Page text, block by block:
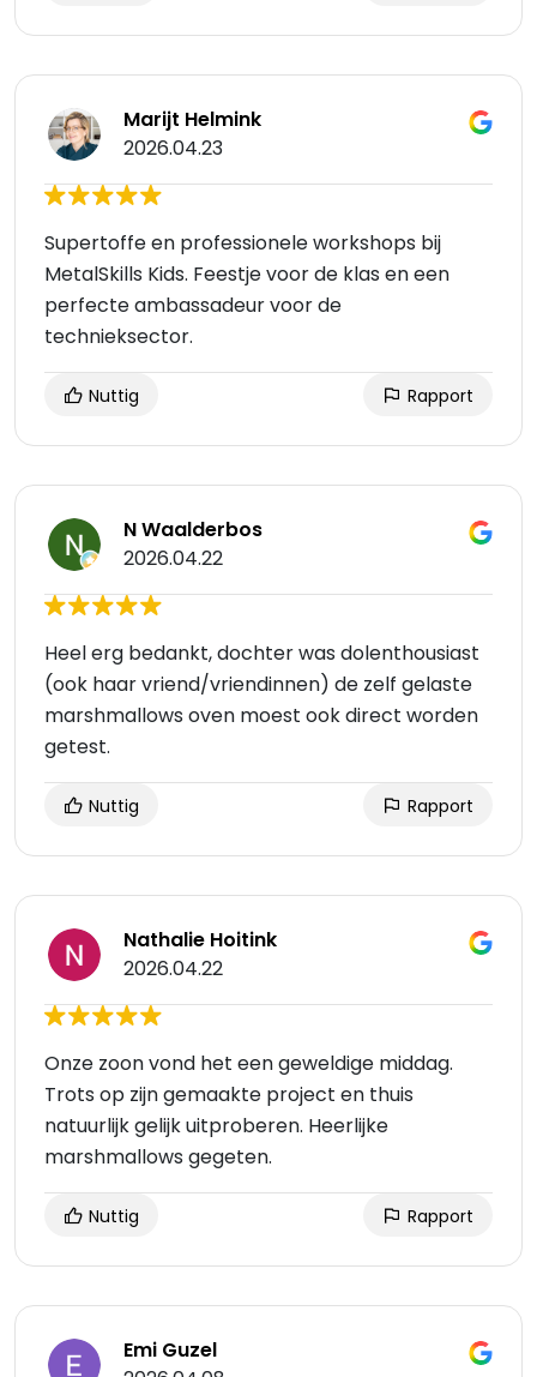
Marijt Helmink
2026.04.23
Supertoffe en professionele workshops bij
MetalSkills Kids. Feestje voor de klas en een
perfecte ambassadeur voor de
technieksector.
Nuttig Rapport
N Waalderbos
2026.04.22
Heel erg bedankt, dochter was dolenthousiast
(ook haar vriend/vriendinnen) de zelf gelaste
marshmallows oven moest ook direct worden
getest.
Nuttig Rapport
Nathalie Hoitink
2026.04.22
Onze zoon vond het een geweldige middag.
Trots op zijn gemaakte project en thuis
natuurlijk gelijk uitproberen. Heerlijke
marshmallows gegeten.
Nuttig Rapport
Emi Guzel